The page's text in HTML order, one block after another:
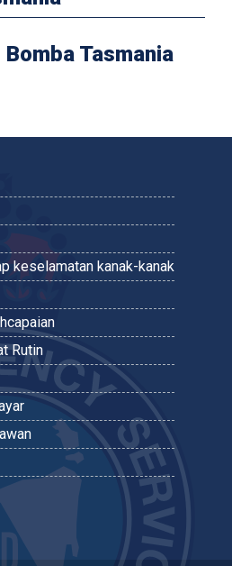
Tasmania
keselamatan kanak-kanak
Rutin